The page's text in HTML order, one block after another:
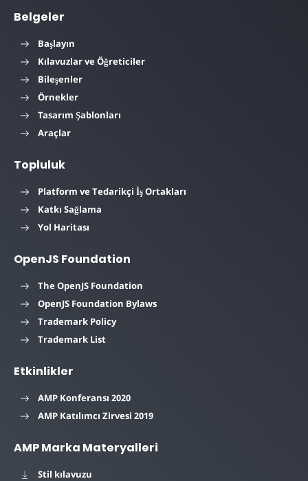
Belgeler
Başlayın
Kılavuzlar ve Öğreticiler
Bileşenler
Örnekler
Tasarım Şablonları
Araçlar
Topluluk
Platform ve Tedarikçi İş Ortakları
Katkı Sağlama
Yol Haritası
OpenJS Foundation
The OpenJS Foundation
OpenJS Foundation Bylaws
Trademark Policy
Trademark List
Etkinlikler
AMP Konferansı 2020
AMP Katılımcı Zirvesi 2019
AMP Marka Materyalleri
Stil kılavuzu